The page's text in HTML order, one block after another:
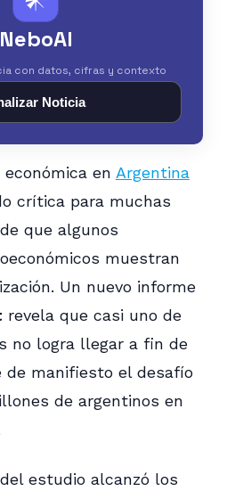
NeboAI
con datos, cifras y contexto
Noticia
en Argentina
crítica para muchas
que algunos
muestran
Un nuevo informe
revela que casi uno de
no logra llegar a fin de
de manifiesto el desafío
de argentinos en
estudio alcanzó los